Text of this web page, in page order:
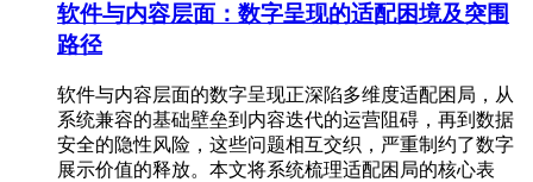
软件与内容层面：数字呈现的适配困境及突围
路径
软件与内容层面的数字呈现正深陷多维度适配困局，从
系统兼容的基础壁垒到内容迭代的运营阻碍，再到数据
安全的隐性风险，这些问题相互交织，严重制约了数字
展示价值的释放。本文将系统梳理适配困局的核心表